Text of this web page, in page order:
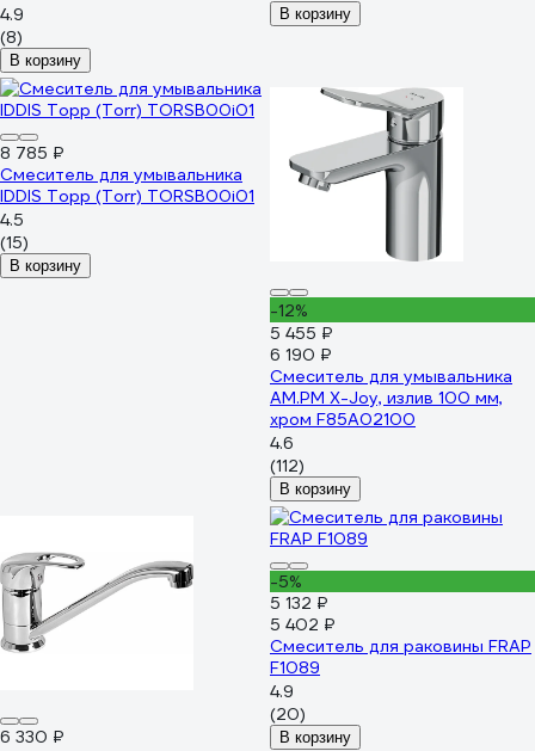
4.9
(8)
В корзину
В корзину
8 785 ₽
Смеситель для умывальника
IDDIS Торр (Torr) TORSB00i01
4.5
(15)
В корзину
-12%
5 455 ₽
6 190 ₽
Смеситель для умывальника
AM.PM X-Joy, излив 100 мм,
хром F85A02100
4.6
(112)
В корзину
6 330 ₽
-5%
5 132 ₽
5 402 ₽
Смеситель для раковины FRAP
F1089
4.9
(20)
В корзину